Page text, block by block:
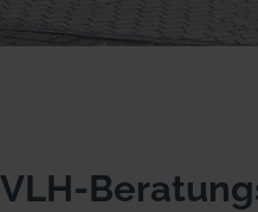
VLH-